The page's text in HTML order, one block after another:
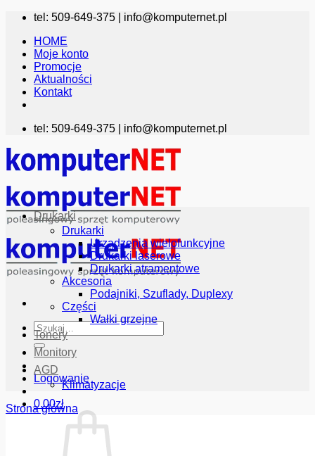
Przewiń
zawartości
tel: 509-649-375 | info@komputernet.pl
HOME
Moje konto
Promocje
Aktualności
Kontakt
tel: 509-649-375 | info@komputernet.pl
Szukaj:
Logowanie
0.00zł
Drukarki
Drukarki
Urządzenia wielofunkcyjne
Drukarki laserowe
Drukarki atramentowe
Akcesoria
Podajniki, Szuflady, Duplexy
Części
Wałki grzejne
Tonery
Monitory
AGD
Klimatyzacje
Strona główna